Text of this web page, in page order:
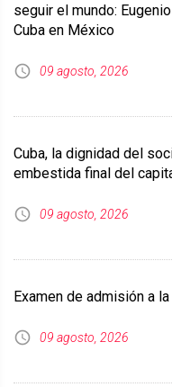
seguir el mundo:
Cuba en México
09 agosto, 2026
Cuba, la dignidad del
embestida final del
09 agosto, 2026
Examen de admisión a
09 agosto, 2026